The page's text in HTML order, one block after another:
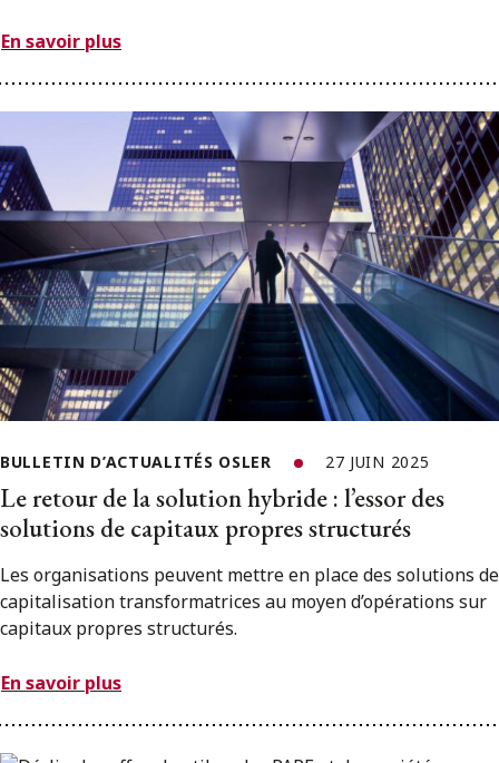
En savoir plus
BULLETIN D’ACTUALITÉS OSLER 27 JUIN 2025
Le retour de la solution hybride : l’essor des
solutions de capitaux propres structurés
Les organisations peuvent mettre en place des solutions de
capitalisation transformatrices au moyen d’opérations sur
capitaux propres structurés.
En savoir plus